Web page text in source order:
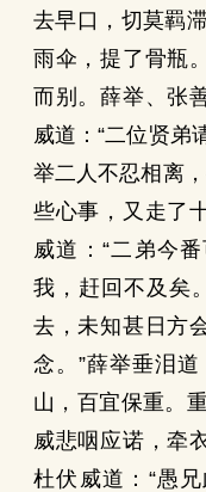
去早口，切莫羁
雨伞，提了骨瓶
而别。薛举、张
威道：“二位贤弟
举二人不忍相离
些心事，又走了
威道：“二弟今
我，赶回不及矣
去，未知甚日方
念。”薛举垂泪
山，百宜保重。
威悲咽应诺，牵
杜伏威道：“愚